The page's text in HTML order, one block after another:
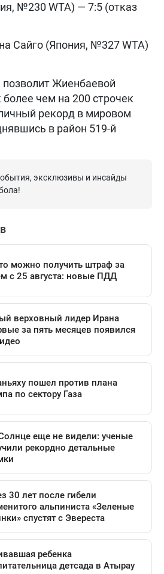
№230 WTA) — 7:5 (отказ
Сайго (Япония, №327 WTA)
Жиенбаевой
чем на 200 строчек
рекорд в мировом
в район 519-й
эксклюзивы и инсайды